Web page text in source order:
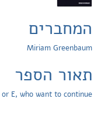
המחברים
Miriam Greenbaum
תאור הספר
E, who want to continue